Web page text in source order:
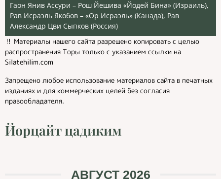
Гаон Янив Ассури – Рош Йешива «Йодей Бина» (Израиль),
Рав Исраэль Якобов – «Ор Исраэль» (Канада), Рав
Александр Цви Сыпков (Россия)
‼️ Материалы нашего сайта разрешено копировать с целью
распространения Торы только с указанием ссылки на
Silatehilim.com
Запрещено любое использование материалов сайта в печатных
изданиях и для коммерческих целей без согласия
правообладателя.
Йорцайт цадиким
АВГУСТ 2026